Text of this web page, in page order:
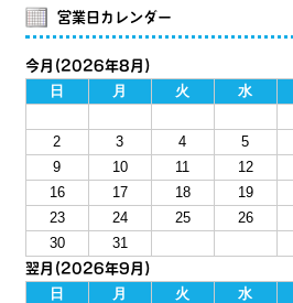
営業日カレンダー
今月(2026年8月)
日 月 火 水
2
3 4 5
9
10 11 12
16
17 18 19
23
24 25 26
30
31
翌月(2026年9月)
日 月 火 水